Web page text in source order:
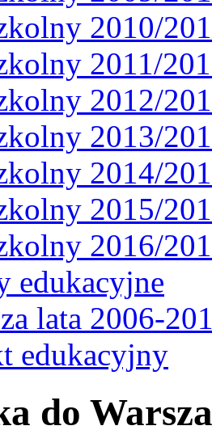
2010/
2011/
2012/
2013/
2014/
2015/
2016/
edukacyjne
lata 2006-
edukacyjny
do